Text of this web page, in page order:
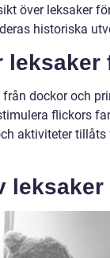
över leksaker
historiska
dockor och
flickors
aktiviteter